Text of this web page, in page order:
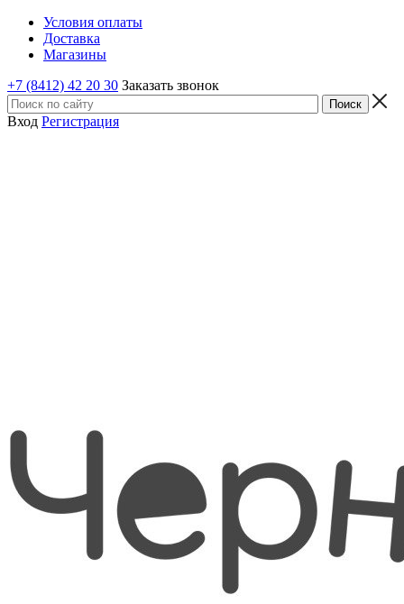
Условия оплаты
Доставка
Магазины
+7 (8412) 42 20 30 Заказать звонок
Вход Регистрация